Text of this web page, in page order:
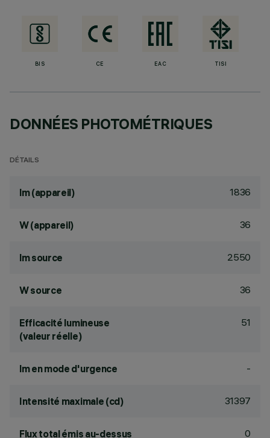
BIS CE EAC TISI
DONNÉES PHOTOMÉTRIQUES
DÉTAILS
lm (appareil) 1836
W (appareil) 36
lm source 2550
W source 36
Efficacité lumineuse
(valeur réelle)
51
lm en mode d'urgence -
Intensité maximale (cd) 31397
Flux total émis au-dessus 0